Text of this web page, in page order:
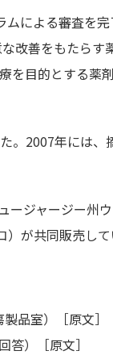
による審査を
改善をもたらす
を目的とする薬
。2007年には、
ージャージー州
が共同販売して
品室）［原文］
答）［原文］